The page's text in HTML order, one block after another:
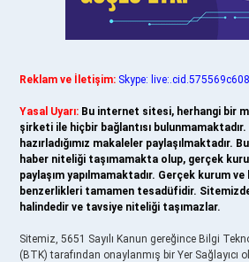
Reklam ve İletişim: Skype:
Yasal Uyarı: Bu internet sitesi, herhangi bir
şirketi ile hiçbir bağlantısı
hazırladığımız makaleler paylaşılmaktadır.
haber niteliği taşımamakta olup, gerçek
paylaşım yapılmamaktadır. Gerçek kurum
benzerlikleri tamamen tesadüfidir.
halindedir ve tavsiye niteliği taşımazlar.
Sitemiz, 5651 Sayılı Kanun gereğince Bilgi
(BTK) tarafından onaylanmış bir Yer Sağlayıcı